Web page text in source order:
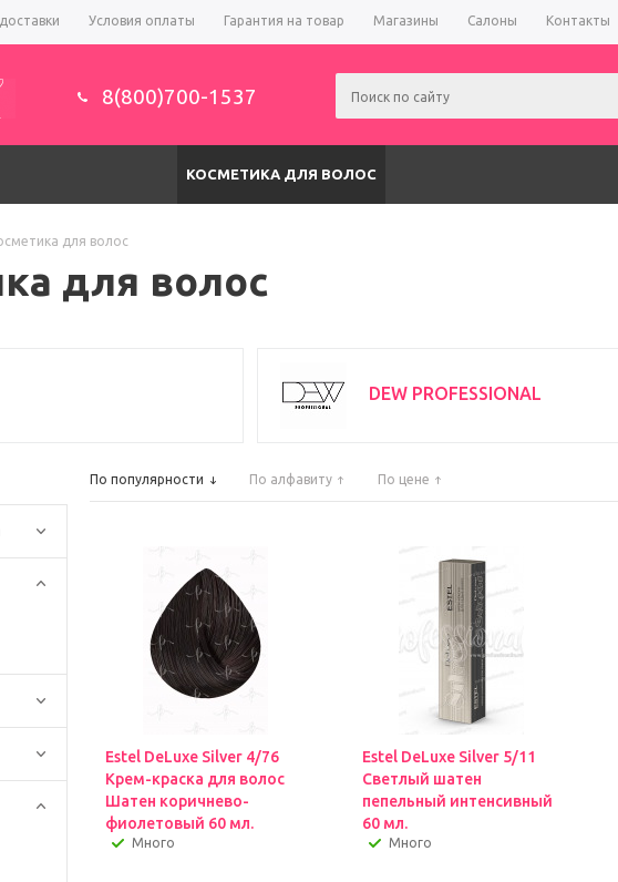
Условия оплаты Гарантия на товар Магазины Салоны Контакты
8(800)700-1537
КОСМЕТИКА ДЛЯ ВОЛОС
для волос
для волос
DEW PROFESSIONAL
По популярности По алфавиту По цене
Estel DeLuxe Silver 4/76
Крем-краска для волос
Шатен коричнево-
фиолетовый 60 мл.
Много
Estel DeLuxe Silver 5/11
Светлый шатен
пепельный интенсивный
60 мл.
Много